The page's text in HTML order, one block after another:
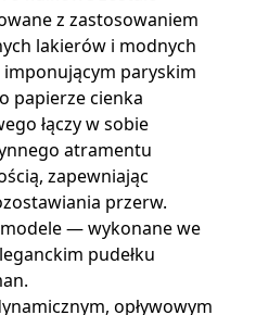
z zastosowaniem
lakierów i modnych
paryskim
papierze cienka
łączy w sobie
atramentu
zapewniając
przerw.
— wykonane we
pudełku
opływowym